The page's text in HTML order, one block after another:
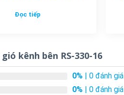
Đọc tiếp
kênh bên RS-330-16
0% | 0 đánh giá
0% | 0 đánh giá